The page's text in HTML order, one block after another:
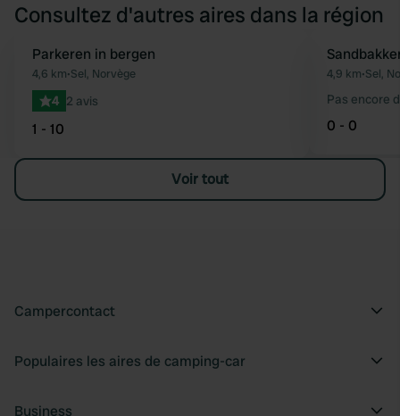
Consultez d'autres aires dans la région
Préféré
Parkeren in bergen
4,6 km•Sel, Norvège
4 2 avis
1 - 10
4,9 km•Sel,
Pas encore
0 - 0
Voir tout
Campercontact
Populaires les aires de camping-car
Business